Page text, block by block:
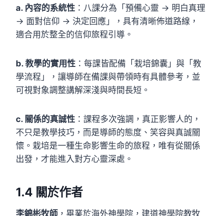
a. 內容的系統性 ：八課分為「預備心靈 → 明白真理
→ 面對信仰 → 決定回應」，具有清晰佈道路線，
適合用於整全的信仰旅程引導。
b. 教學的實用性 ：每課皆配備「栽培錦囊」與「教
學流程」，讓導師在備課與帶領時有具體參考，並
可視對象調整講解深淺與時間長短。
c. 關係的真誠性 ：課程多次強調，真正影響人的，
不只是教學技巧，而是導師的態度、笑容與真誠關
懷。栽培是一種生命影響生命的旅程，唯有從關係
出發，才能進入對方心靈深處。
1.4 關於作者
李錦彬牧師 ，畢業於海外神學院，建道神學院教牧